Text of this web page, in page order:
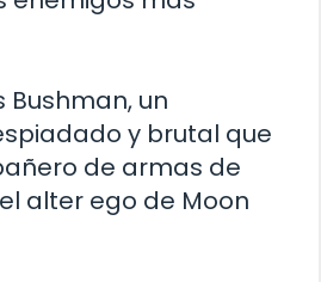
Bushman, un
y brutal que
de armas de
alter ego de Moon